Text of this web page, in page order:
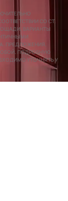
СО СТ.
ВАРИАНТЫ
ПРЕДЛОЖЕНИЯ,
ПОДРОБНУЮ
УТОЧНЯТЬ У